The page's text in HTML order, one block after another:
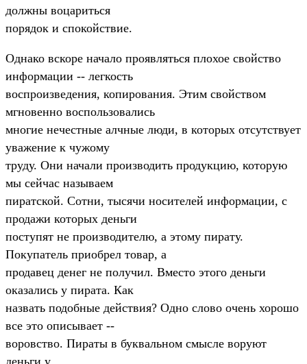
должны воцариться
порядок и спокойствие.
Однако вскоре начало проявляться плохое свойство
информации -- легкость
воспроизведения, копирования. Этим свойством
мгновенно воспользовались
многие нечестные алчные люди, в которых отсутствует
уважение к чужому
труду. Они начали производить продукцию, которую
мы сейчас называем
пиратской. Сотни, тысячи носителей информации, с
продажи которых деньги
поступят не производителю, а этому пирату.
Покупатель приобрел товар, а
продавец денег не получил. Вместо этого деньги
оказались у пирата. Как
назвать подобные действия? Одно слово очень хорошо
все это описывает --
воровство. Пираты в буквальном смысле воруют
деньги у